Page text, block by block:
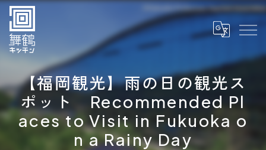
【福岡観光】雨の日の観光ス
ポット Recommended Pl
aces to Visit in Fukuoka o
n a Rainy Day